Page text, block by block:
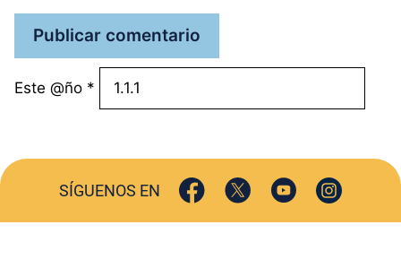
Este @ño *
SÍGUENOS EN